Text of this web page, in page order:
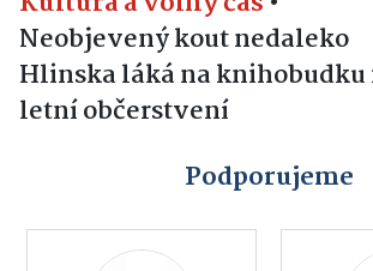
Neobjevený kout nedaleko
Hlinska láká na knihobudku
letní občerstvení
Podporujeme